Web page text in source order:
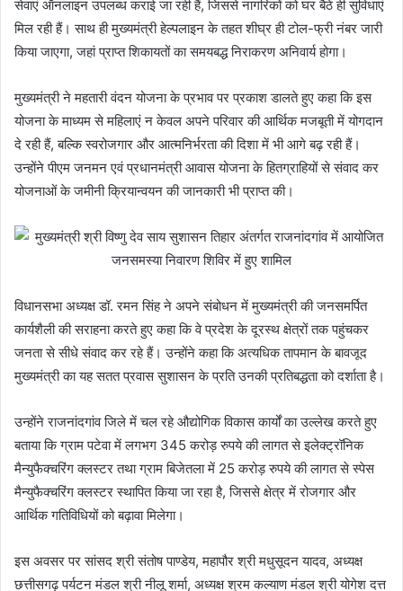
सेवाएं ऑनलाइन उपलब्ध कराई जा रही हैं, जिससे नागरिकों को घर बैठे ही सुविधाएं
मिल रही हैं। साथ ही मुख्यमंत्री हेल्पलाइन के तहत शीघ्र ही टोल-फ्री नंबर जारी
किया जाएगा, जहां प्राप्त शिकायतों का समयबद्ध निराकरण अनिवार्य होगा।
मुख्यमंत्री ने महतारी वंदन योजना के प्रभाव पर प्रकाश डालते हुए कहा कि इस
योजना के माध्यम से महिलाएं न केवल अपने परिवार की आर्थिक मजबूती में योगदान
दे रही हैं, बल्कि स्वरोजगार और आत्मनिर्भरता की दिशा में भी आगे बढ़ रही हैं।
उन्होंने पीएम जनमन एवं प्रधानमंत्री आवास योजना के हितग्राहियों से संवाद कर
योजनाओं के जमीनी क्रियान्वयन की जानकारी भी प्राप्त की।
विधानसभा अध्यक्ष डॉ. रमन सिंह ने अपने संबोधन में मुख्यमंत्री की जनसमर्पित
कार्यशैली की सराहना करते हुए कहा कि वे प्रदेश के दूरस्थ क्षेत्रों तक पहुंचकर
जनता से सीधे संवाद कर रहे हैं। उन्होंने कहा कि अत्यधिक तापमान के बावजूद
मुख्यमंत्री का यह सतत प्रवास सुशासन के प्रति उनकी प्रतिबद्धता को दर्शाता है।
उन्होंने राजनांदगांव जिले में चल रहे औद्योगिक विकास कार्यों का उल्लेख करते हुए
बताया कि ग्राम पटेवा में लगभग 345 करोड़ रुपये की लागत से इलेक्ट्रॉनिक
मैन्युफैक्चरिंग क्लस्टर तथा ग्राम बिजेतला में 25 करोड़ रुपये की लागत से स्पेस
मैन्युफैक्चरिंग क्लस्टर स्थापित किया जा रहा है, जिससे क्षेत्र में रोजगार और
आर्थिक गतिविधियों को बढ़ावा मिलेगा।
इस अवसर पर सांसद श्री संतोष पाण्डेय, महापौर श्री मधुसूदन यादव, अध्यक्ष
छत्तीसगढ़ पर्यटन मंडल श्री नीलू शर्मा, अध्यक्ष श्रम कल्याण मंडल श्री योगेश दत्त